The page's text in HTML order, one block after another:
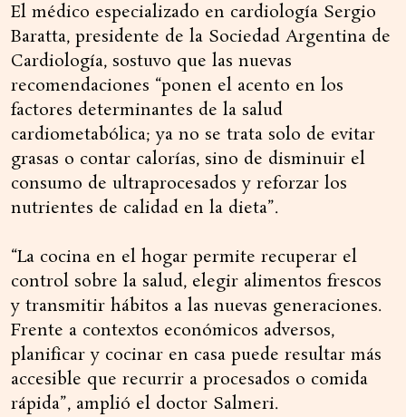
El médico especializado en cardiología Sergio
Baratta, presidente de la Sociedad Argentina de
Cardiología, sostuvo que las nuevas
recomendaciones “ponen el acento en los
factores determinantes de la salud
cardiometabólica; ya no se trata solo de evitar
grasas o contar calorías, sino de disminuir el
consumo de ultraprocesados y reforzar los
nutrientes de calidad en la dieta”.
“La cocina en el hogar permite recuperar el
control sobre la salud, elegir alimentos frescos
y transmitir hábitos a las nuevas generaciones.
Frente a contextos económicos adversos,
planificar y cocinar en casa puede resultar más
accesible que recurrir a procesados o comida
rápida”, amplió el doctor Salmeri.